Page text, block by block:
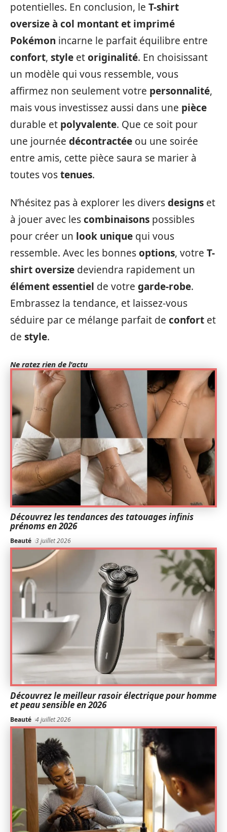
potentielles. En conclusion, le T-shirt
oversize à col montant et imprimé
Pokémon incarne le parfait équilibre entre
confort, style etoriginalité. En choisissant
un modèle qui vous ressemble, vous
affirmez non seulement votre personnalité,
mais vous investissez aussi dans une pièce
durable et polyvalente. Que ce soit pour
une journée décontractée ou une soirée
entre amis, cette pièce saura se marier à
toutes vostenues.
N’hésitez pas à explorer les diversdesigns et
à jouer avec lescombinaisons possibles
pour créer un look unique qui vous
ressemble. Avec les bonnesoptions, votre T-
shirt oversize deviendra rapidement un
élément essentiel de votre garde-robe.
Embrassez la tendance, et laissez-vous
séduire par ce mélange parfait de confort et
de style.
Ne ratez rien de l'actu
Découvrez les tendances des tatouages infinis
prénoms en 2026
Beauté 3 juillet 2026
Découvrez le meilleur rasoir électrique pour homme
et peau sensible en 2026
Beauté 4 juillet 2026